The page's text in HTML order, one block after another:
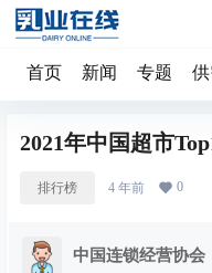
首页 新闻 专题
2021年中国超市
排行榜 4 年前 0
中国连锁经营协会